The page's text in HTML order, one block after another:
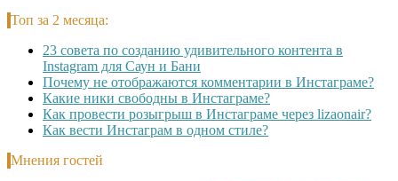
Топ за 2 месяца:
23 совета по созданию удивительного контента в
Instagram для Саун и Бани
Почему не отображаются комментарии в Инстаграме?
Какие ники свободны в Инстаграме?
Как провести розыгрыш в Инстаграме через lizaonair?
Как вести Инстаграм в одном стиле?
Мнения гостей